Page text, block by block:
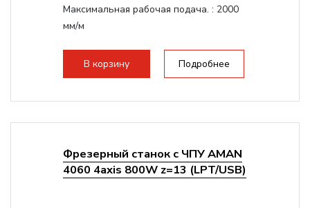
Максимальная рабочая подача. : 2000
мм/м
стандартно:Т-слот
Цанговый патрон:ER11
В корзину Подробнее
Фрезерный станок с ЧПУ AMAN
4060 4axis 800W z=13 (LPT/USB)